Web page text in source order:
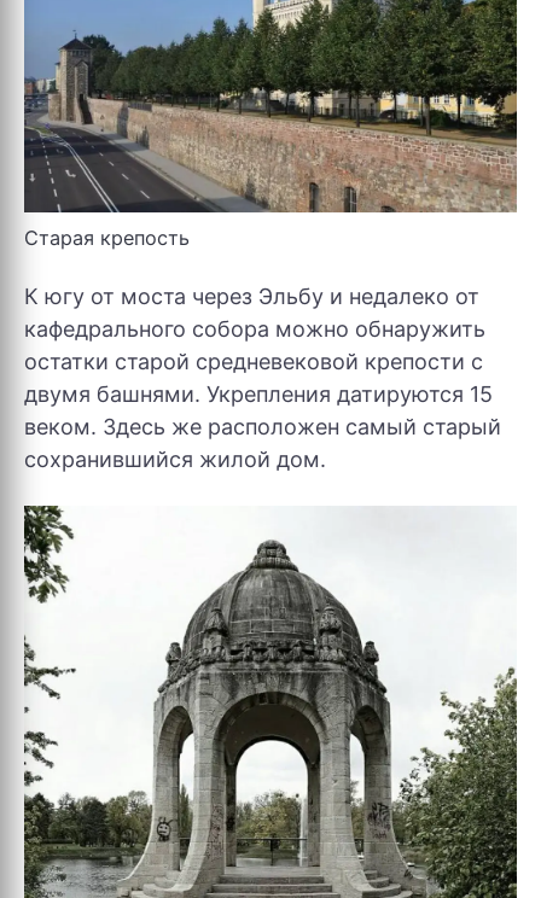
Старая крепость
К югу от моста через Эльбу и недалеко от
кафедрального собора можно обнаружить
остатки старой средневековой крепости с
двумя башнями. Укрепления датируются 15
веком. Здесь же расположен самый старый
сохранившийся жилой дом.